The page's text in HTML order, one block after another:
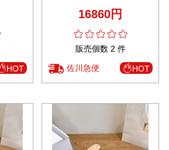
HOT
16860円
販売個数 2 件
佐川急便 HOT